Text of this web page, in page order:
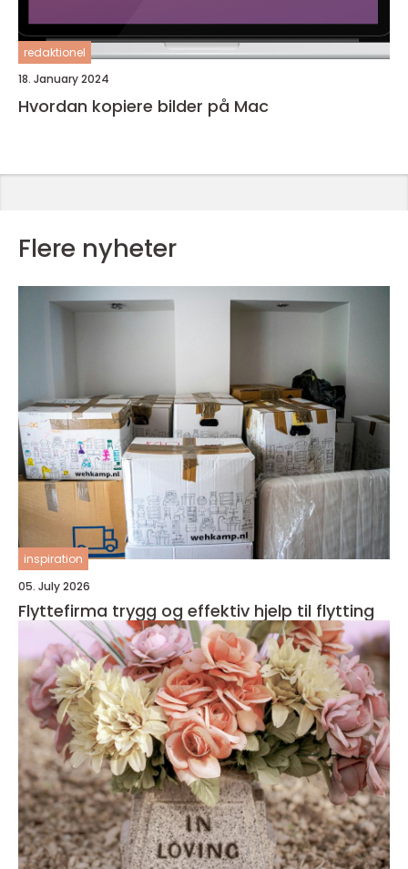
redaktionel
18. January 2024
Hvordan kopiere bilder på Mac
Flere nyheter
inspiration
05. July 2026
Flyttefirma trygg og effektiv hjelp til flytting